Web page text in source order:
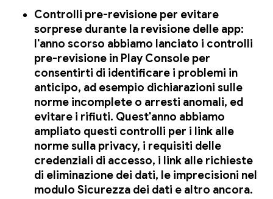
Controlli pre-revisione per evitare
sorprese durante la revisione delle app:
l'anno scorso abbiamo lanciato i controlli
pre-revisione in Play Console per
consentirti di identificare i problemi in
anticipo, ad esempio dichiarazioni sulle
norme incomplete o arresti anomali, ed
evitare i rifiuti. Quest'anno abbiamo
ampliato questi controlli per i link alle
norme sulla privacy, i requisiti delle
credenziali di accesso, i link alle richieste
di eliminazione dei dati, le imprecisioni nel
modulo Sicurezza dei dati e altro ancora.